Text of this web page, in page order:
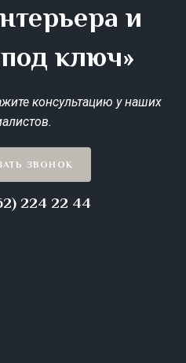
и
ключ»
консультацию у наших
ЗВОНОК
224 22 44